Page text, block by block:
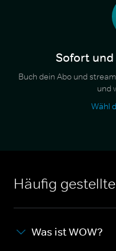
Sofort
Buch dein Abo und
und
Wähl
Häufig
Was ist WOW?